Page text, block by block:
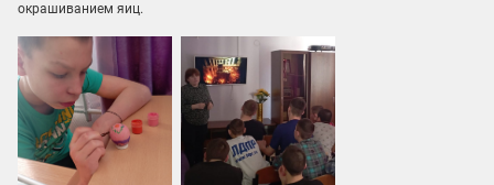
окрашиванием яиц.